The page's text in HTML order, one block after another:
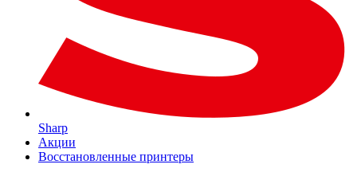
Sharp
Акции
Восстановленные принтеры